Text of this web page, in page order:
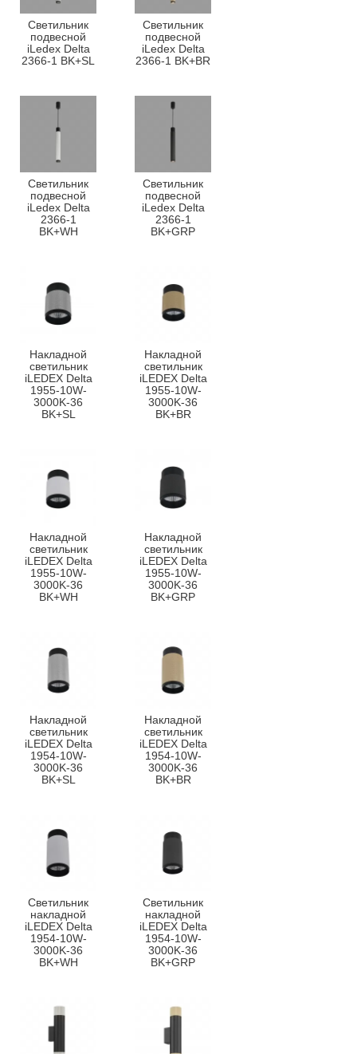
Светильник
подвесной
iLedex Delta
2366-1 BK+SL
Светильник
подвесной
iLedex Delta
2366-1 BK+BR
Светильник
подвесной
iLedex Delta
2366-1
BK+WH
Светильник
подвесной
iLedex Delta
2366-1
BK+GRP
Накладной
светильник
iLEDEX Delta
1955-10W-
3000K-36
BK+SL
Накладной
светильник
iLEDEX Delta
1955-10W-
3000K-36
BK+BR
Накладной
светильник
iLEDEX Delta
1955-10W-
3000K-36
BK+WH
Накладной
светильник
iLEDEX Delta
1955-10W-
3000K-36
BK+GRP
Накладной
светильник
iLEDEX Delta
1954-10W-
3000K-36
BK+SL
Накладной
светильник
iLEDEX Delta
1954-10W-
3000K-36
BK+BR
Светильник
накладной
iLEDEX Delta
1954-10W-
3000K-36
BK+WH
Светильник
накладной
iLEDEX Delta
1954-10W-
3000K-36
BK+GRP